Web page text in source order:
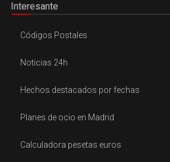
Interesante
Códigos Postales
Noticias 24h
Hechos destacados por fechas
Planes de ocio en Madrid
Calculadora pesetas euros